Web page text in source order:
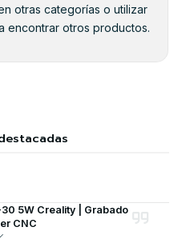
otras categorías o utilizar
encontrar otros productos.
5W Creality | Grabado
CNC